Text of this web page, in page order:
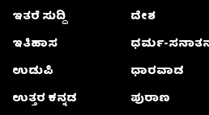
ಇತರೆ ಸುದ್ದಿ
ಇತಿಹಾಸ
ಉಡುಪಿ
ಉತ್ತರ ಕನ್ನಡ
ದೇಶ
ಧರ್ಮ-
ಧಾರವಾಡ
ಪುರಾಣ